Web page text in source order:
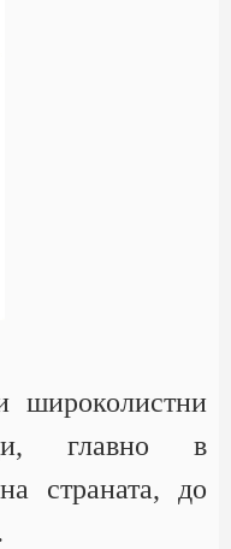
широколистни
главно в
страната, до